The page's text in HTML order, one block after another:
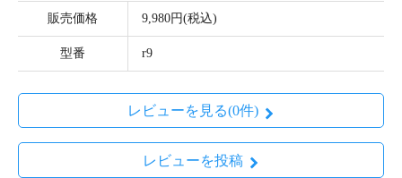
販売価格 9,980円(税込)
型番 r9
レビューを見る(0件)
レビューを投稿